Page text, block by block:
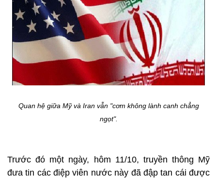
Quan hệ giữa Mỹ và Iran vẫn "cơm không lành canh chẳng
ngọt".
Trước đó một ngày, hôm 11/10, truyền thông Mỹ
đưa tin các điệp viên nước này đã đập tan cái được